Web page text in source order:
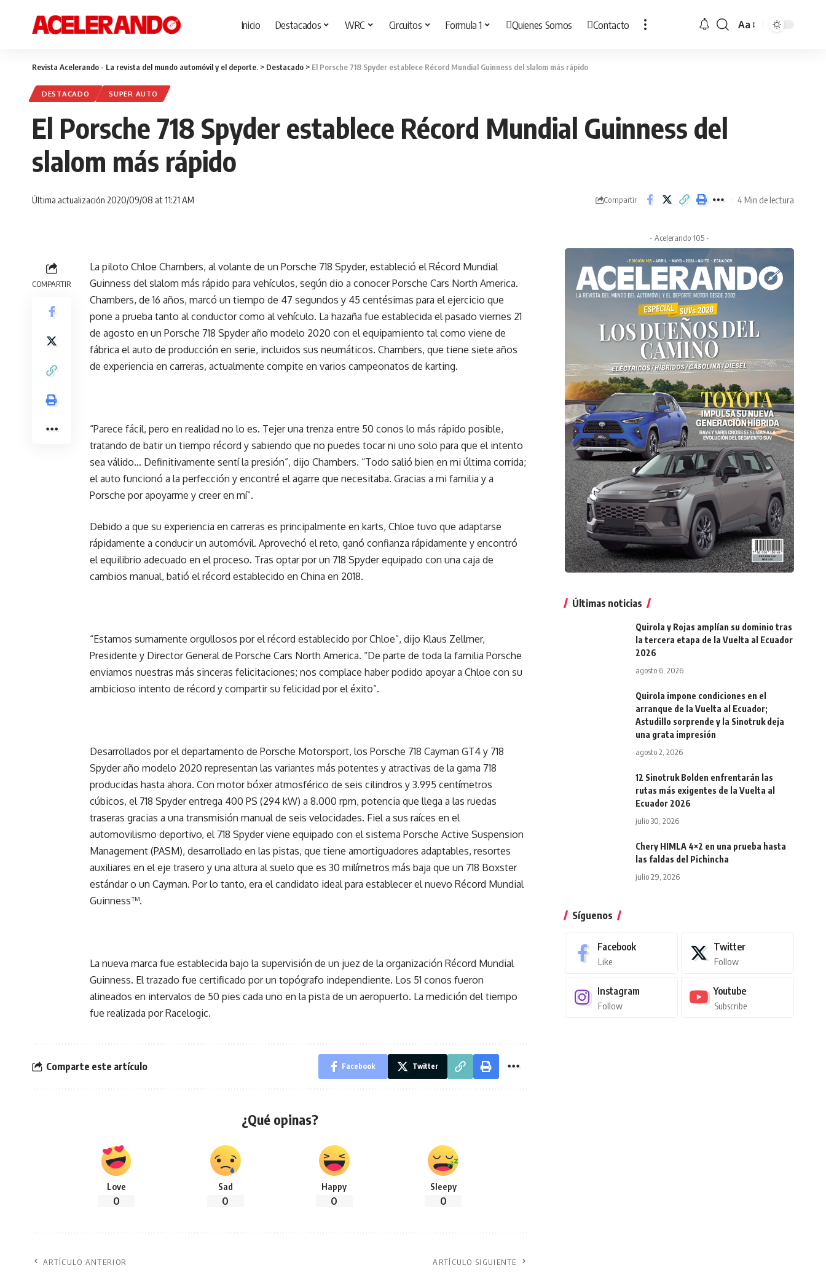
Inicio Destacados WRC Circuitos Formula 1 Quienes Somos Contacto
Cambiar
Aa
Revista Acelerando - La revista del mundo automóvil y el deporte. > Destacado > El Porsche 718 Spyder establece Récord Mundial Guinness del slalom más rápido
DESTACADO SUPER AUTO
El Porsche 718 Spyder establece Récord Mundial Guinness del
slalom más rápido
Última actualización 2020/09/08 at 11:21 AM Compartir 4 Min de lectura
COMPARTIR
La piloto Chloe Chambers, al volante de un Porsche 718 Spyder, estableció el Récord Mundial
Guinness del slalom más rápido para vehículos, según dio a conocer Porsche Cars North America.
Chambers, de 16 años, marcó un tiempo de 47 segundos y 45 centésimas para el ejercicio que
pone a prueba tanto al conductor como al vehículo. La hazaña fue establecida el pasado viernes 21
de agosto en un Porsche 718 Spyder año modelo 2020 con el equipamiento tal como viene de
fábrica el auto de producción en serie, incluidos sus neumáticos. Chambers, que tiene siete años
de experiencia en carreras, actualmente compite en varios campeonatos de karting.
“Parece fácil, pero en realidad no lo es. Tejer una trenza entre 50 conos lo más rápido posible,
tratando de batir un tiempo récord y sabiendo que no puedes tocar ni uno solo para que el intento
sea válido… Definitivamente sentí la presión”, dijo Chambers. “Todo salió bien en mi última corrida;
el auto funcionó a la perfección y encontré el agarre que necesitaba. Gracias a mi familia y a
Porsche por apoyarme y creer en mí”.
Debido a que su experiencia en carreras es principalmente en karts, Chloe tuvo que adaptarse
rápidamente a conducir un automóvil. Aprovechó el reto, ganó confianza rápidamente y encontró
el equilibrio adecuado en el proceso. Tras optar por un 718 Spyder equipado con una caja de
cambios manual, batió el récord establecido en China en 2018.
“Estamos sumamente orgullosos por el récord establecido por Chloe”, dijo Klaus Zellmer,
Presidente y Director General de Porsche Cars North America. “De parte de toda la familia Porsche
enviamos nuestras más sinceras felicitaciones; nos complace haber podido apoyar a Chloe con su
ambicioso intento de récord y compartir su felicidad por el éxito”.
Desarrollados por el departamento de Porsche Motorsport, los Porsche 718 Cayman GT4 y 718
Spyder año modelo 2020 representan las variantes más potentes y atractivas de la gama 718
producidas hasta ahora. Con motor bóxer atmosférico de seis cilindros y 3.995 centímetros
cúbicos, el 718 Spyder entrega 400 PS (294 kW) a 8.000 rpm, potencia que llega a las ruedas
traseras gracias a una transmisión manual de seis velocidades. Fiel a sus raíces en el
automovilismo deportivo, el 718 Spyder viene equipado con el sistema Porsche Active Suspension
Management (PASM), desarrollado en las pistas, que tiene amortiguadores adaptables, resortes
auxiliares en el eje trasero y una altura al suelo que es 30 milímetros más baja que un 718 Boxster
estándar o un Cayman. Por lo tanto, era el candidato ideal para establecer el nuevo Récord Mundial
Guinness™.
La nueva marca fue establecida bajo la supervisión de un juez de la organización Récord Mundial
Guinness. El trazado fue certificado por un topógrafo independiente. Los 51 conos fueron
alineados en intervalos de 50 pies cada uno en la pista de un aeropuerto. La medición del tiempo
fue realizada por Racelogic.
Comparte este artículo Facebook Twitter
¿Qué opinas?
Love
0
Sad
0
Happy
0
Sleepy
0
ARTÍCULO ANTERIOR ARTÍCULO SIGUIENTE
- Acelerando 105 -
Últimas noticias
Quirola y Rojas amplían su dominio tras
la tercera etapa de la Vuelta al Ecuador
2026
agosto 6, 2026
Quirola impone condiciones en el
arranque de la Vuelta al Ecuador;
Astudillo sorprende y la Sinotruk deja
una grata impresión
agosto 2, 2026
12 Sinotruk Bolden enfrentarán las
rutas más exigentes de la Vuelta al
Ecuador 2026
julio 30, 2026
Chery HIMLA 4×2 en una prueba hasta
las faldas del Pichincha
julio 29, 2026
Síguenos
Facebook
Like
Twitter
Follow
Instagram
Follow
Youtube
Subscribe